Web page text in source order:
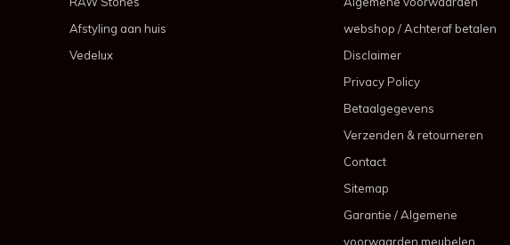
Afstyling aan huis
Vedelux
webshop / Achteraf betalen
Disclaimer
Privacy Policy
Betaalgegevens
Verzenden & retourneren
Contact
Sitemap
Garantie / Algemene
voorwaarden meubelen